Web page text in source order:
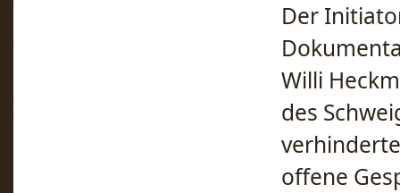
Der
Willi
des
offene